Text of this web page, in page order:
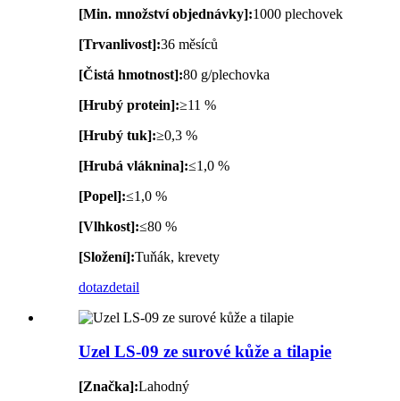
[Min. množství objednávky]:1000 plechovek
[Trvanlivost]:36 měsíců
[Čistá hmotnost]:80 g/plechovka
[Hrubý protein]:≥11 %
[Hrubý tuk]:≥0,3 %
[Hrubá vláknina]:≤1,0 %
[Popel]:≤1,0 %
[Vlhkost]:≤80 %
[Složení]:Tuňák, krevety
dotazdetail
Uzel LS-09 ze surové kůže a tilapie
[Značka]:Lahodný